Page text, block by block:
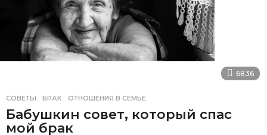
6836
СОВЕТЫ БРАК ,ОТНОШЕНИЯ В СЕМЬЕ
Бабушкин совет, который спас
мой брак